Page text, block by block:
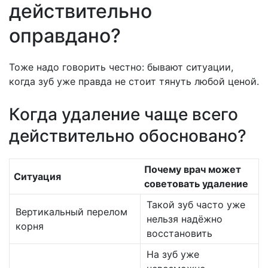
действительно
оправдано?
Тоже надо говорить честно: бывают ситуации,
когда зуб уже правда не стоит тянуть любой ценой.
Когда удаление чаще всего
действительно обосновано?
Ситуация
Почему врач может
советовать удаление
Вертикальный перелом
корня
Такой зуб часто уже
нельзя надёжно
восстановить
На зуб уже